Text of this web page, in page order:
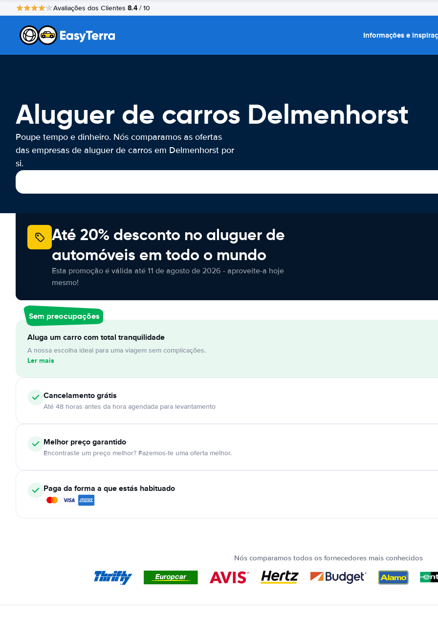
Avaliações dos Clientes 8.4 / 10
Informações e
Aluguer de carros Delmenhorst
Poupe tempo e dinheiro. Nós comparamos as ofertas
das empresas de aluguer de carros em Delmenhorst por
si.
Até 20% desconto no aluguer de
automóveis em todo o mundo
Esta promoção é válida até 11 de agosto de 2026 - aproveite-a hoje
mesmo!
Sem preocupações
Aluga um carro com total tranquilidade
A nossa escolha ideal para uma viagem sem complicações.
Ler mais
Cancelamentográtis
Até 48 horas antes da hora agendada para levantamento
Melhor preço garantido
Encontraste um preço melhor? Fazemos-te uma oferta melhor.
Paga da forma a que estás habituado
Nós comparamos todos os fornecedores mais conhecidos